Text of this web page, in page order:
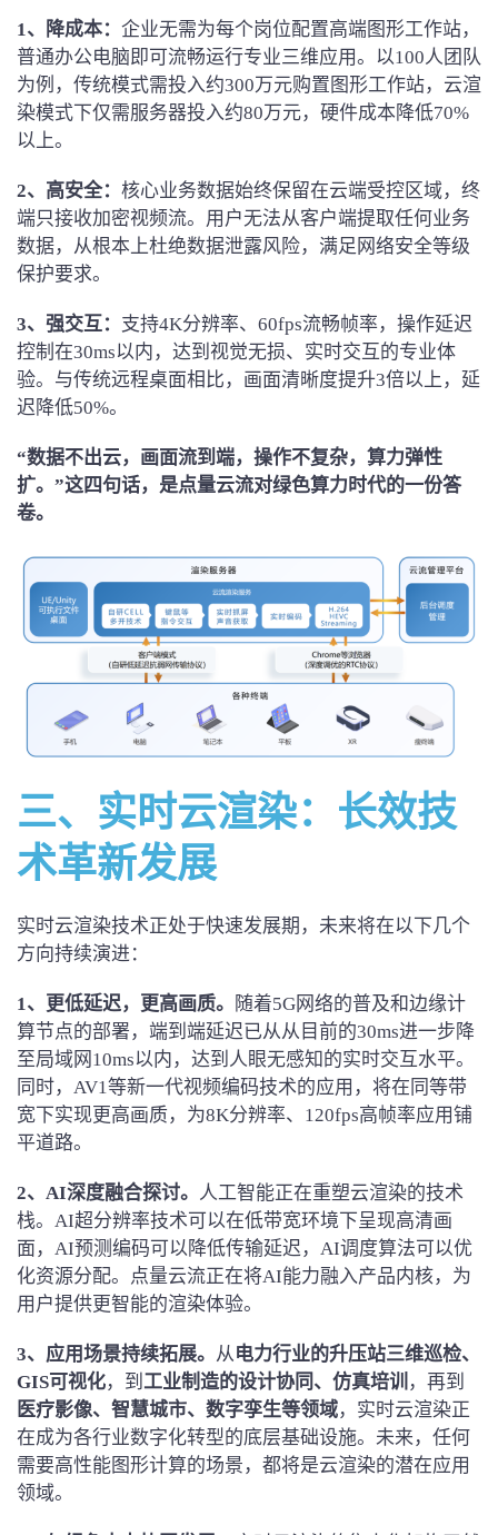
1、 降成本： 企业无需为每个岗位配置高端图形工作站，
普通办公电脑即可流畅运行专业三维应用。以100人团队
为例，传统模式需投入约300万元购置图形工作站，云渲
染模式下仅需服务器投入约80万元，硬件成本降低70%
以上。
2、高安全： 核心业务数据始终保留在云端受控区域，终
端只接收加密视频流。用户无法从客户端提取任何业务
数据，从根本上杜绝数据泄露风险，满足网络安全等级
保护要求。
3、强交互： 支持4K分辨率、60fps流畅帧率，操作延迟
控制在30ms以内，达到视觉无损、实时交互的专业体
验。与传统远程桌面相比，画面清晰度提升3倍以上，延
迟降低50%。
“数据不出云，画面流到端，操作不复杂，算力弹性
扩。”这四句话，是点量云流对绿色算力时代的一份答
卷。
三、 实时云渲染： 长效技
术革新发展
实时云渲染技术正处于快速发展期，未来将在以下几个
方向持续演进：
1、 更低延迟，更高画质。
随着5G网络的普及和边缘计
算节点的部署，端到端延迟已从从目前的30ms进一步降
至局域网10ms以内，达到人眼无感知的实时交互水平。
同时，AV1等新一代视频编码技术的应用，将在同等带
宽下实现更高画质，为8K分辨率、120fps高帧率应用铺
平道路。
2、 AI深度融合探讨。 人工智能正在重塑云渲染的技术
栈。AI超分辨率技术可以在低带宽环境下呈现高清画
面，AI预测编码可以降低传输延迟，AI调度算法可以优
化资源分配。点量云流正在将AI能力融入产品内核，为
用户提供更智能的渲染体验。
3、 应用场景持续拓展。 从电力行业的升压站三维巡检、
GIS可视化，到 工业制造的设计协同、仿真培训 ，再到
医疗影像、智慧城市、数字孪生等领域，实时云渲染正
在成为各行业数字化转型的底层基础设施。未来，任何
需要高性能图形计算的场景，都将是云渲染的潜在应用
领域。